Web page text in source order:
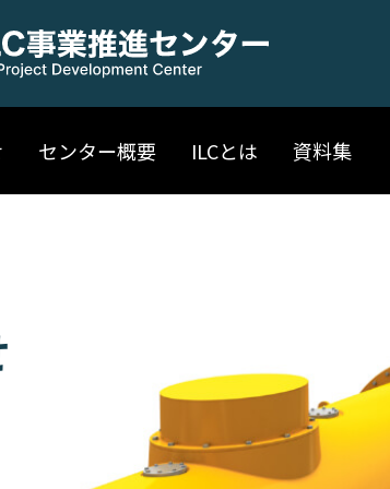
センター概要 ILCとは 資料集